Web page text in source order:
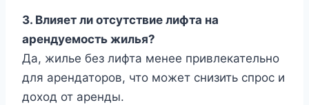
3. Влияет ли отсутствие лифта на
арендуемость жилья?
Да, жилье без лифта менее привлекательно
для арендаторов, что может снизить спрос и
доход от аренды.